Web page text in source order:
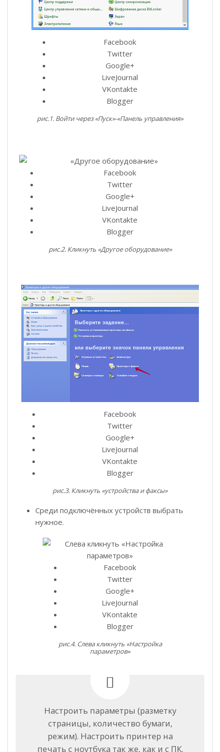
Facebook
Twitter
Google+
LiveJournal
VKontakte
Blogger
рис.1. Войти через «Пуск»-«Панель управления»
Facebook
Twitter
Google+
LiveJournal
VKontakte
Blogger
рис.2. Кликнуть «Другое оборудование»
Facebook
Twitter
Google+
LiveJournal
VKontakte
Blogger
рис.3. Кликнуть «устройства и факсы»
Среди подключённых устройств выбрать
нужное.
Facebook
Twitter
Google+
LiveJournal
VKontakte
Blogger
рис.4. Слева кликнуть «Настройка
параметров»
Настроить параметры (разметку
страницы, количество бумаги,
режим). Настроить принтер на
печать с ноутбука так же, как и с ПК.